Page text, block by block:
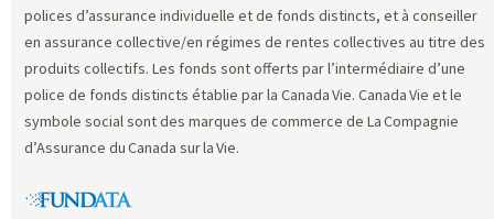
polices d’assurance individuelle et de fonds distincts, et à conseiller
en assurance collective/en régimes de rentes collectives au titre des
produits collectifs. Les fonds sont offerts par l’intermédiaire d’une
police de fonds distincts établie par la Canada Vie. Canada Vie et le
symbole social sont des marques de commerce de La Compagnie
d’Assurance du Canada sur la Vie.